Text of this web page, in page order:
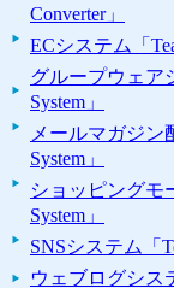
Converter」
ECシステム「
グループウェア
System」
メールマガジン
System」
ショッピングモ
System」
SNSシステム「
ウェブログシス